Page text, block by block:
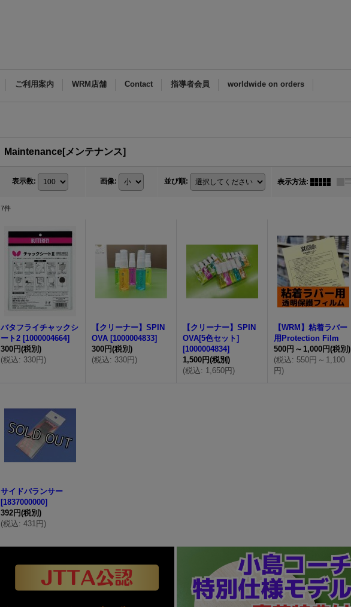
ご利用案内 WRM店舗 Contact 指導者会員 worldwide on orders
Maintenance[メンテナンス]
表示数: 画像: 並び順: 表示方法:
7件
バタフライチャックシ
ート2 [1000004664]
300円(税別)
(税込: 330円)
【クリーナー】SPIN
OVA [1000004833]
300円(税別)
(税込: 330円)
【クリーナー】SPIN
OVA[5色セット]
[1000004834]
1,500円(税別)
(税込: 1,650円)
【WRM】粘着ラバー
用Protection Film
500円 ～ 1,000円(税別)
(税込: 550円 ～ 1,100
円)
サイドバランサー
[1837000000]
392円(税別)
(税込: 431円)